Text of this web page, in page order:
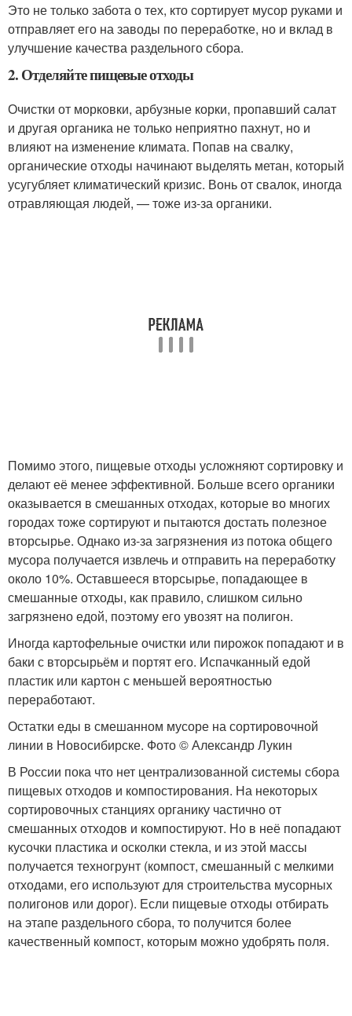
Это не только забота о тех, кто сортирует мусор руками и
отправляет его на заводы по переработке, но и вклад в
улучшение качества раздельного сбора.
2. Отделяйте пищевые отходы
Очистки от морковки, арбузные корки, пропавший салат
и другая органика не только неприятно пахнут, но и
влияют на изменение климата. Попав на свалку,
органические отходы начинают выделять метан, который
усугубляет климатический кризис. Вонь от свалок, иногда
отравляющая людей, — тоже из-за органики.
Помимо этого, пищевые отходы усложняют сортировку и
делают её менее эффективной. Больше всего органики
оказывается в смешанных отходах, которые во многих
городах тоже сортируют и пытаются достать полезное
вторсырье. Однако из-за загрязнения из потока общего
мусора получается извлечь и отправить на переработку
около 10%. Оставшееся вторсырье, попадающее в
смешанные отходы, как правило, слишком сильно
загрязнено едой, поэтому его увозят на полигон.
Иногда картофельные очистки или пирожок попадают и в
баки с вторсырьём и портят его. Испачканный едой
пластик или картон с меньшей вероятностью
переработают.
Остатки еды в смешанном мусоре на сортировочной
линии в Новосибирске. Фото © Александр Лукин
В России пока что нет централизованной системы сбора
пищевых отходов и компостирования. На некоторых
сортировочных станциях органику частично от
смешанных отходов и компостируют. Но в неё попадают
кусочки пластика и осколки стекла, и из этой массы
получается техногрунт (компост, смешанный с мелкими
отходами, его используют для строительства мусорных
полигонов или дорог). Если пищевые отходы отбирать
на этапе раздельного сбора, то получится более
качественный компост, которым можно удобрять поля.